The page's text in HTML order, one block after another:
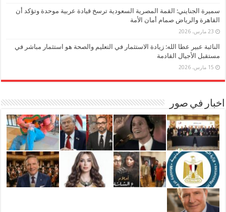
سميرة الجنايني: القمة المصرية السعودية ترسخ قيادة عربية موحدة وتؤكد أن
القاهرة والرياض صمام أمان الأمة
23 مارس، 2026
النائبة عبير عطا الله: زيادة الاستثمار في التعليم والصحة هو استثمار مباشر في
مستقبل الأجيال القادمة
15 مارس، 2026
اخبار في صور